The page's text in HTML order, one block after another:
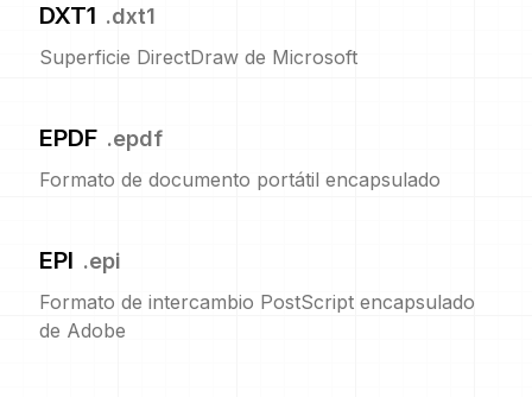
DXT1 .dxt1
Superficie DirectDraw de Microsoft
EPDF .epdf
Formato de documento portátil encapsulado
EPI .epi
Formato de intercambio PostScript encapsulado
de Adobe